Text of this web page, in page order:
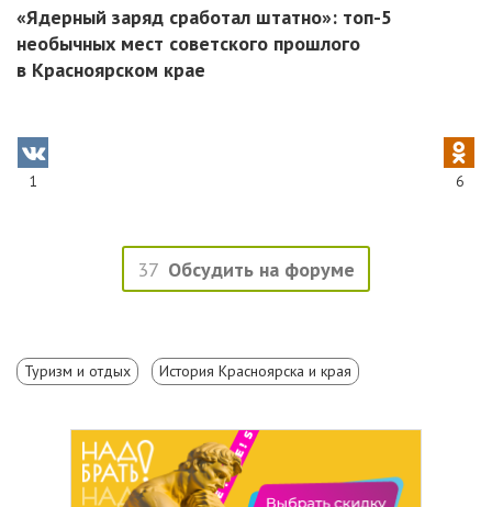
«Ядерный заряд сработал штатно»: топ-5
необычных мест советского прошлого
в Красноярском крае
1 6
37 Обсудить на форуме
Туризм и отдых История Красноярска и края